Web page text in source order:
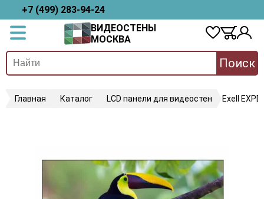
+7 (499) 283-94-24
ВИДЕОСТЕНЫ
МОСКВА
Поиск
Главная Каталог LCD панели для видеостен Exell